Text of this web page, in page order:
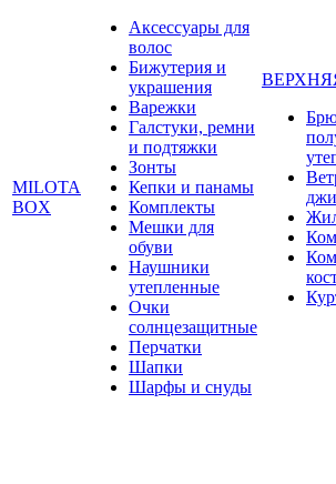
MILOTA
BOX
Аксессуары для
волос
Бижутерия и
украшения
Варежки
Галстуки, ремни
и подтяжки
Зонты
Кепки и панамы
Комплекты
Мешки для
обуви
Наушники
утепленные
Очки
солнцезащитные
Перчатки
Шапки
Шарфы и снуды